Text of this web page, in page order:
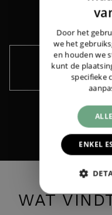
Houd
WAT
Breitling
| € 3.850,-
Door het
we het
en houden we
kunt de
specifieke
ENKEL